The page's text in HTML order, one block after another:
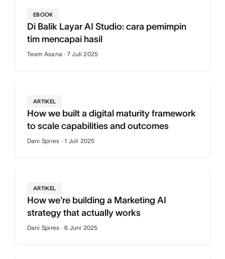
EBOOK
Di Balik Layar AI Studio: cara pemimpin
tim mencapai hasil
Team Asana · 7 Juli 2025
ARTIKEL
How we built a digital maturity framework
to scale capabilities and outcomes
Dani Spires · 1 Juli 2025
ARTIKEL
How we're building a Marketing AI
strategy that actually works
Dani Spires · 6 Juni 2025